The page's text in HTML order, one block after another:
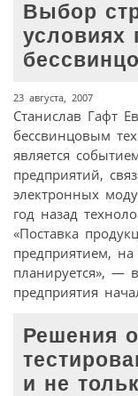
Выбор
условиях
23 августа, 2007
Станислав Гафт
бессвинцовым
является
предприятий,
электронных
год назад
«Поставка
предприятием,
планируется», —
предприятия
Решения
и не